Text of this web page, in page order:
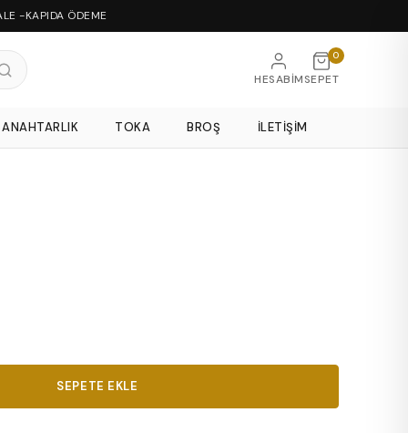
-KAPIDA ÖDEME
HESABIM
0
SEPET
ANAHTARLIK TOKA BROŞ İLETIŞIM
SEPETE EKLE